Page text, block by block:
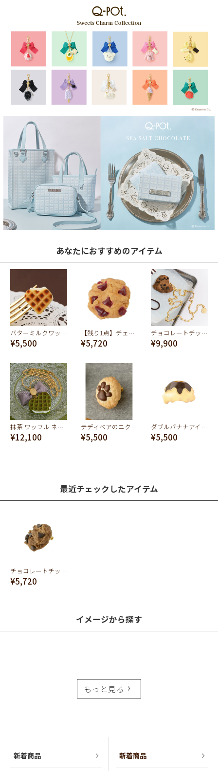
あなたにおすすめのアイテム
バターミルクワッフル イヤリング
¥5,500
【残り1点】チェリージャムクッキー イヤリング
¥5,720
チョコレートチップ ハートクッキー ネックレス
¥9,900
抹茶 ワッフル ネックレス
¥12,100
テディベアのニクキュウ ミルク クッキー イヤリング
¥5,500
ダブルバナナアイス チャーム
¥5,500
最近チェックしたアイテム
チョコレートチップクッキー イヤリング
¥5,720
イメージから探す
もっと見る
新着商品 新着商品